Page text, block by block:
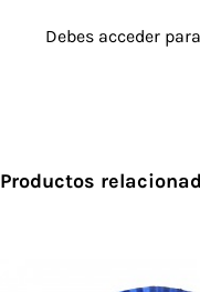
Debes acceder
Productos